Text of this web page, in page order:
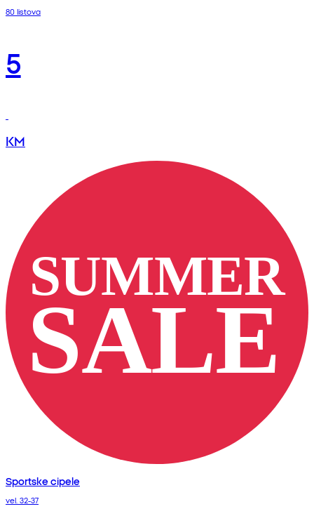
80 listova
5
KM
Sportske cipele
vel. 32-37